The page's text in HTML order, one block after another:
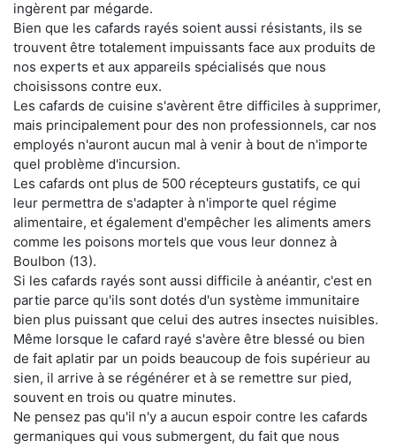
ingèrent par mégarde.
Bien que les cafards rayés soient aussi résistants, ils se
trouvent être totalement impuissants face aux produits de
nos experts et aux appareils spécialisés que nous
choisissons contre eux.
Les cafards de cuisine s'avèrent être difficiles à supprimer,
mais principalement pour des non professionnels, car nos
employés n'auront aucun mal à venir à bout de n'importe
quel problème d'incursion.
Les cafards ont plus de 500 récepteurs gustatifs, ce qui
leur permettra de s'adapter à n'importe quel régime
alimentaire, et également d'empêcher les aliments amers
comme les poisons mortels que vous leur donnez à
Boulbon (13).
Si les cafards rayés sont aussi difficile à anéantir, c'est en
partie parce qu'ils sont dotés d'un système immunitaire
bien plus puissant que celui des autres insectes nuisibles.
Même lorsque le cafard rayé s'avère être blessé ou bien
de fait aplatir par un poids beaucoup de fois supérieur au
sien, il arrive à se régénérer et à se remettre sur pied,
souvent en trois ou quatre minutes.
Ne pensez pas qu'il n'y a aucun espoir contre les cafards
germaniques qui vous submergent, du fait que nous